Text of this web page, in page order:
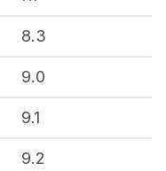
8.3
9.0
9.1
9.2